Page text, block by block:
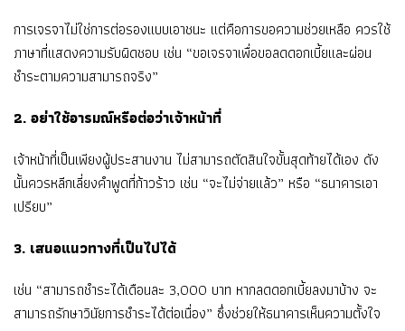
การเจรจาไม่ใช่การต่อรองแบบเอาชนะ แต่คือการขอความช่วยเหลือ ควรใช้
ภาษาที่แสดงความรับผิดชอบ เช่น “ขอเจรจาเพื่อขอลดดอกเบี้ยและผ่อน
ชำระตามความสามารถจริง”
2. อย่าใช้อารมณ์หรือต่อว่าเจ้าหน้าที่
เจ้าหน้าที่เป็นเพียงผู้ประสานงาน ไม่สามารถตัดสินใจขั้นสุดท้ายได้เอง ดัง
นั้นควรหลีกเลี่ยงคำพูดที่ก้าวร้าว เช่น “จะไม่จ่ายแล้ว” หรือ “ธนาคารเอา
เปรียบ”
3. เสนอแนวทางที่เป็นไปได้
เช่น “สามารถชำระได้เดือนละ 3,000 บาท หากลดดอกเบี้ยลงมาบ้าง จะ
สามารถรักษาวินัยการชำระได้ต่อเนื่อง” ซึ่งช่วยให้ธนาคารเห็นความตั้งใจ